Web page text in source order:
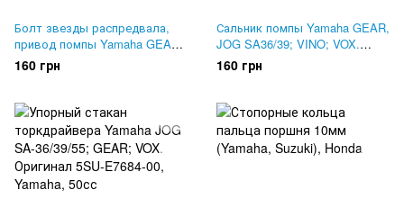
Болт звезды распредвала,
привод помпы Yamaha GEAR,
JOG SA36; VINO; VOX.
Оригинал 90105-08876
160 грн
Сальник помпы Yamaha GEAR,
JOG SA36/39; VINO; VOX.
SALO
160 грн